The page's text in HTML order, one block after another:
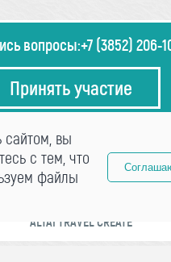
вопросы:+7 (3852) 206-
Принять участие
ПРОГРАММА
НОВОСТИ
ALTAI TRAVEL CREATE
сайтом, вы
с тем, что
файлы